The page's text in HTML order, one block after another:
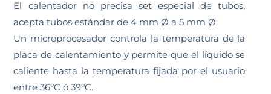
El calentador no precisa set especial de tubos,
acepta tubos estándar de 4 mm Ø a 5 mm Ø.
Un microprocesador controla la temperatura de la
placa de calentamiento y permite que el líquido se
caliente hasta la temperatura fijada por el usuario
entre 36ºC ó 39ºC.